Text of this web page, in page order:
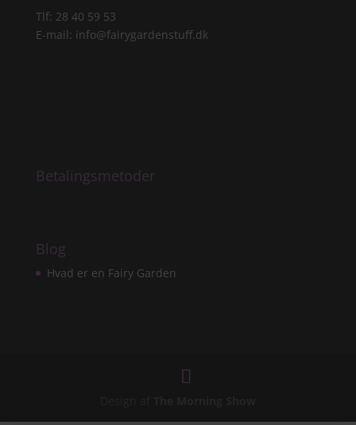
Tlf: 28 40 59 53
E-mail: info@fairygardenstuff.dk
Betalingsmetoder
Blog
Hvad er en Fairy Garden